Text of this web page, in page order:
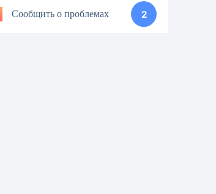
Сообщить о проблемах 2